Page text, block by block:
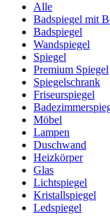
Alle
Badspiegel mit
Badspiegel
Wandspiegel
Spiegel
Premium Spiegel
Spiegelschrank
Friseurspiegel
Möbel
Lampen
Duschwand
Heizkörper
Glas
Lichtspiegel
Kristallspiegel
Ledspiegel